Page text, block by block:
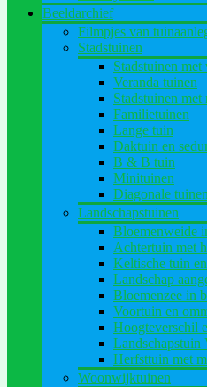
Beeldarchief
Filmpjes van
Stadstuinen
Stadstuinen met
Veranda tuinen
Stadstuinen met
Familietuinen
Lange tuin
Daktuin en
B & B tuin
Minituinen
Diagonale tuinen
Landschapstuinen
Bloemenweide
Achtertuin met
Keltische tuin
Landschap
Bloemenzee in
Voortuin en
Hoogteverschil
Landschapstuin
Herfsttuin met
Woonwijktuinen